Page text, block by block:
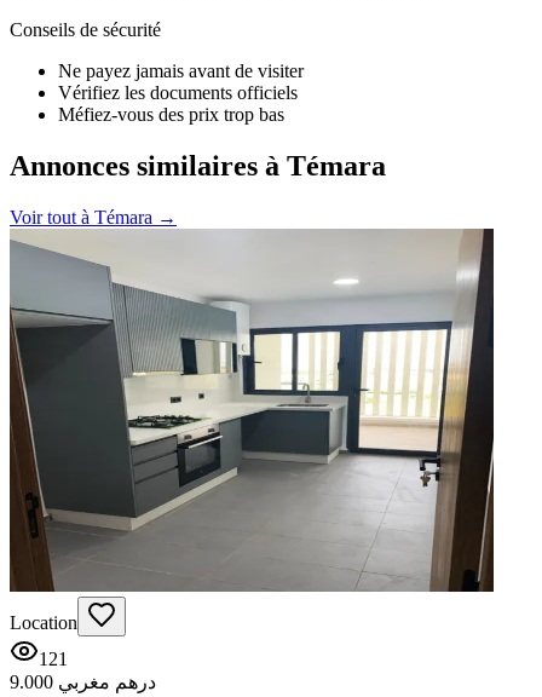
Conseils de sécurité
Ne payez jamais avant de visiter
Vérifiez les documents officiels
Méfiez-vous des prix trop bas
Annonces similaires à Témara
Voir tout à Témara →
Location
121
9.000 درهم مغربي